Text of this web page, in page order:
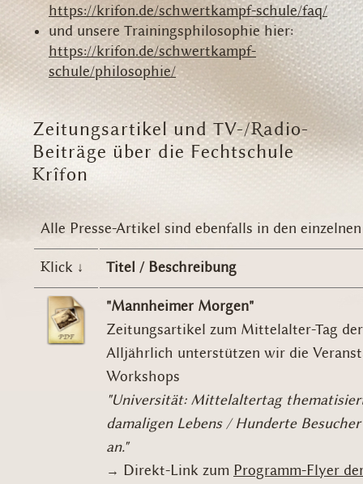
https://krifon.de/schwertkampf-schule/faq/
und unsere Trainingsphilosophie hier:
https://krifon.de/schwertkampf-
schule/philosophie/
Zeitungsartikel und TV-/Radio-
Beiträge über die Fechtschule
Krîfon
Alle Presse-Artikel sind ebenfalls in den
Klick ↓ Titel / Beschreibung
"Mannheimer Morgen"
Zeitungsartikel zum Mittelalter-Tag
Alljährlich unterstützen wir die
Workshops
"Universität: Mittelaltertag
damaligen Lebens / Hunderte
an."
→ Direkt-Link zum Programm-Flyer